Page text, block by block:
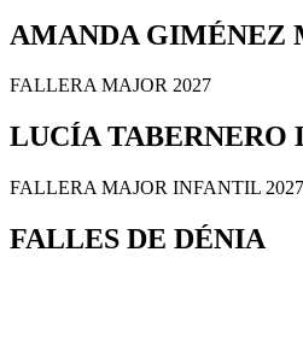
AMANDA GIMÉNEZ
FALLERA MAJOR 2027
LUCÍA TABERNERO
FALLERA MAJOR INFANTIL 2027
FALLES DE DÉNIA